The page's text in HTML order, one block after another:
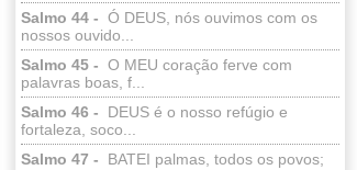
Salmo 44 - Ó DEUS, nós ouvimos com os
nossos ouvido...
Salmo 45 - O MEU coração ferve com
palavras boas, f...
Salmo 46 -
DEUS é o nosso refúgio e
fortaleza, soco...
Salmo 47 -
BATEI palmas, todos os povos;